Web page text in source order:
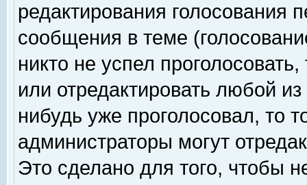
редактирования голосования
сообщения в теме
никто не успел
или отредактировать любой
нибудь уже проголосовал, то
администраторы могут
Это сделано для того, чтобы